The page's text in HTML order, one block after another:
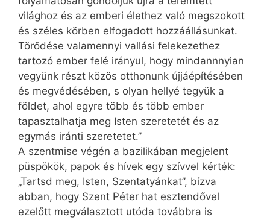
világhoz és az emberi élethez való megszokott
és széles körben elfogadott hozzáállásunkat.
Törődése valamennyi vallási felekezethez
tartozó ember felé irányul, hogy mind­annnyian
vegyünk részt közös otthonunk újjáépítésében
és megvédésében, s olyan hellyé tegyük a
földet, ahol egyre több és több ember
tapasztalhatja meg Isten szeretetét és az
egymás iránti szeretetet.”
A szentmise végén a bazilikában megjelent
püspökök, papok és hívek egy szívvel kérték:
„Tartsd meg, Isten, Szentatyánkat”, bízva
abban, hogy Szent Péter hat esztendővel
ezelőtt megválasztott utóda továbbra is